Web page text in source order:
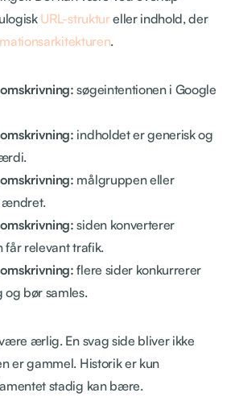
URL-struktureller indhold, der
.
søgeintentionen i Google
indholdet er generisk og
målgruppen eller
ændret.
siden konverterer
får relevant trafik.
flere sider konkurrerer
og bør samles.
ærlig. En svag side bliver ikke
er gammel. Historik er kun
stadig kan bære.